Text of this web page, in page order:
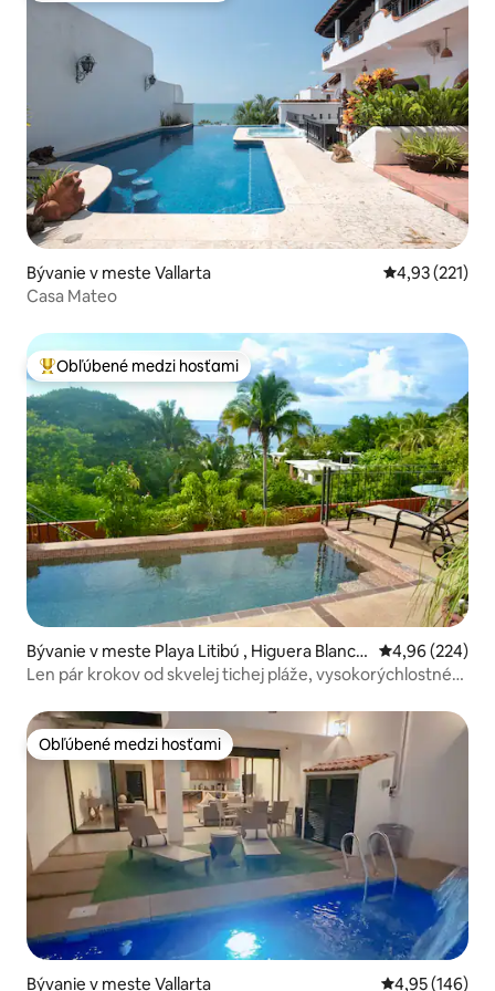
Bývanie v meste Vallarta Priemerné
4,93 (221)
Casa Mateo
Najobľúbenejšie medzi hosťami
Obľúbené medzi hosťami
Bývanie v meste Playa Litibú , Higuera Blanca,
Punta Mita
Priemerné
4,96 (224)
Len pár krokov od skvelej tichej pláže, vysokorýchlostné
Obľúbené medzi hosťami
Obľúbené medzi hosťami
Bývanie v meste Vallarta Priemerné
4,95 (146)